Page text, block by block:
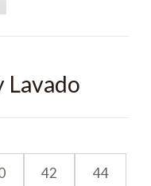
Lavado
42 44